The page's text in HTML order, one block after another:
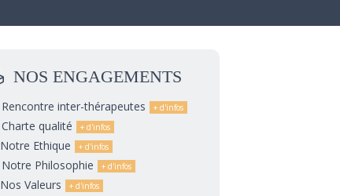
NOS ENGAGEMENTS
Rencontre inter-thérapeutes
Charte qualité
Notre Ethique
Notre Philosophie
Nos Valeurs